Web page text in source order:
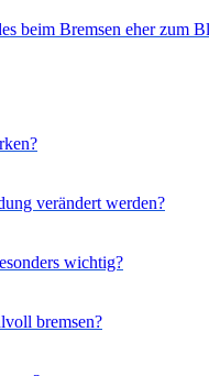
beim Bremsen eher zum
verändert werden?
wichtig?
bremsen?